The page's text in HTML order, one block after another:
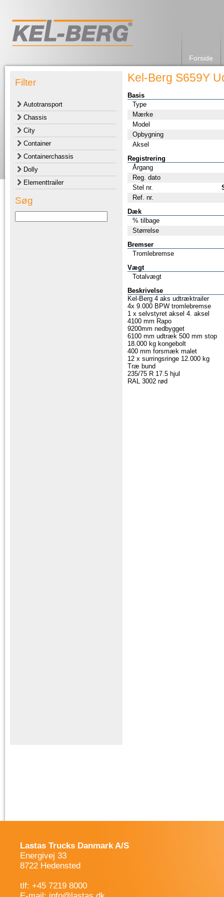
Forside
Filter
Autotransport
Chassis
City
Container
Containerchassis
Dolly
Elementtrailer
Søg
Kel-Berg S659Y
Basis
Type
Mærke
Model
Opbygning
Aksel
Registrering
Årgang
Reg. dato
Stel nr.
Ref. nr.
Dæk
% tilbage
Størrelse
Bremser
Tromlebremse
Vægt
Totalvægt
Beskrivelse
Kel-Berg 4 aks udtræktrailer
4x 9.000 BPW tromlebremse
1 x selvstyret aksel 4. aksel
4100 mm Rapo
9200mm nedbygget
6100 mm udtræk 500 mm stop
18.000 kg kongebolt
400 mm forsmæk malet
12 x surringsringe 12.000 kg
Træ bund
235/75 R 17.5 hjul
RAL 3002 rød
Lastas Trucks Danmark A/S
Energivej 33
8722 Hedensted
tlf: +45 7219 8000